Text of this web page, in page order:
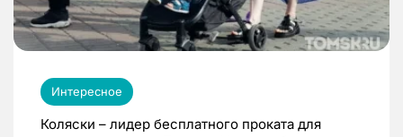
Интересное
Коляски – лидер бесплатного проката для